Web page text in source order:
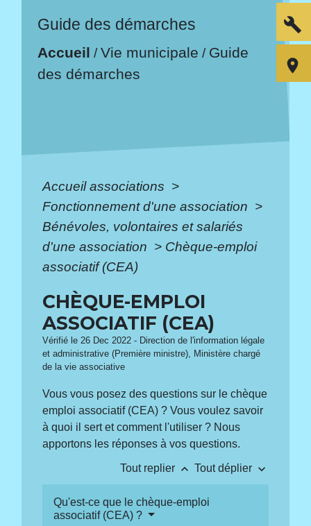
Guide des démarches
Accueil /Vie municipale / Guide
des démarches
Accueil associations >
Fonctionnement d'une association >
Bénévoles, volontaires et salariés
d'une association > Chèque-emploi
associatif (CEA)
CHÈQUE-EMPLOI
ASSOCIATIF (CEA)
Vérifié le 26 Dec 2022 - Direction de l'information légale
et administrative (Première ministre), Ministère chargé
de la vie associative
Vous vous posez des questions sur le chèque
emploi associatif (CEA) ? Vous voulez savoir
à quoi il sert et comment l'utiliser ? Nous
apportons les réponses à vos questions.
Tout replier keyboard_arrow_up Tout déplier keyboard_arrow_down
Qu'est-ce que le chèque-emploi
associatif (CEA) ?
build
room